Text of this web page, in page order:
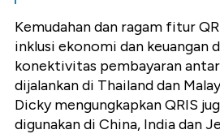
Kemudahan dan ragam fitur
inklusi ekonomi dan keuangan
konektivitas pembayaran
dijalankan di Thailand dan
Dicky mengungkapkan QRIS
digunakan di China, India dan